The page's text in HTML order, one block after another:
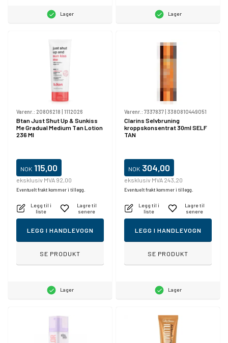
Lager Lager
Varenr.: 20806218 | 1112026
Btan Just Shut Up & Sunkiss
Me Gradual Medium Tan Lotion
236 Ml
NOK 115,00
eksklusiv MVA 92,00
Eventuelt frakt kommer i tillegg.
Legg til i
liste
Lagre til
senere
LEGG I HANDLEVOGN
SE PRODUKT
Lager
Varenr.: 7337837| 3380810449051
Clarins Selvbruning
kroppskonsentrat 30ml SELF
TAN
NOK 304,00
eksklusiv MVA 243,20
Eventuelt frakt kommer i tillegg.
Legg til i
liste
Lagre til
senere
LEGG I HANDLEVOGN
SE PRODUKT
Lager